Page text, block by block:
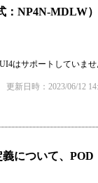
：NP4N-MDLW
はサポートしていま
更新日時：2023/06/12
について、